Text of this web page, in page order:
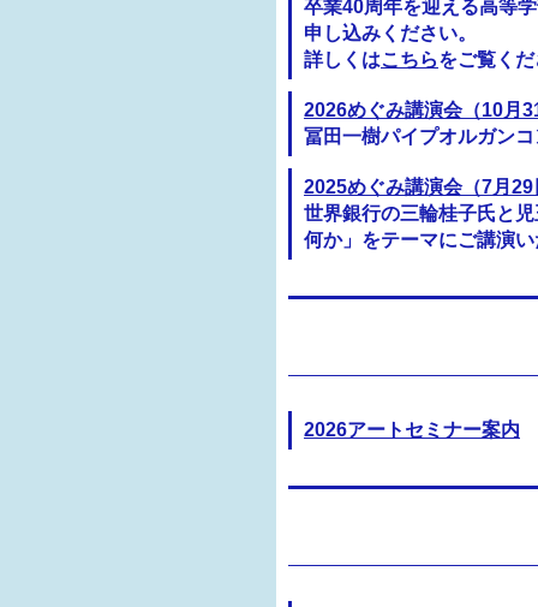
卒業40周年を迎える高等
申し込みください。
詳しくはこちらをご覧く
2026めぐみ講演会（10月
冨田一樹パイプオルガン
2025めぐみ講演会（7月29
世界銀行の三輪桂子氏と
何か」をテーマにご講演
2026アートセミナー案内